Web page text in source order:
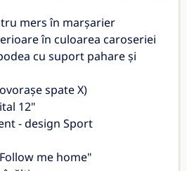
mers în marșarier
în culoarea caroseriei
cu suport pahare și
spate X)
12"
- design Sport
me home"